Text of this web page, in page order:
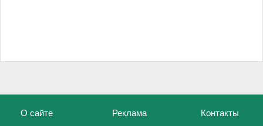
О сайте Реклама Контакты